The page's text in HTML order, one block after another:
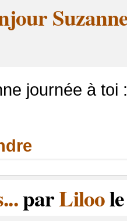
journée à toi
parLiloo